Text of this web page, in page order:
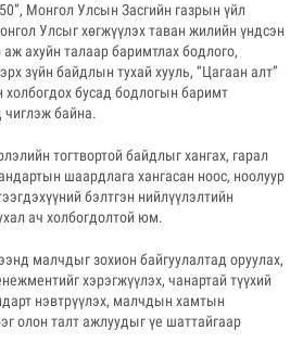
Монгол Улсын Засгийн газрын үйл
Улсыг хөгжүүлэх таван жилийн үндсэн
аж ахуйн талаар баримтлах бодлого,
зүйн байдлын тухай хууль, “Цагаан алт”
холбогдох бусад бодлогын баримт
чиглэж байна.
тогтвортой байдлыг хангах, гарал
шаардлага хангасан ноос, ноолуур
бэлтгэн нийлүүлэлтийн
ач холбогдолтой юм.
малчдыг зохион байгуулалтад оруулах,
хэрэгжүүлэх, чанартай түүхий
нэвтрүүлэх, малчдын хамтын
олон талт ажлуудыг үе шаттайгаар